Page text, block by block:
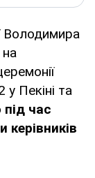
Володимира
у Пекіні та
під час
керівників